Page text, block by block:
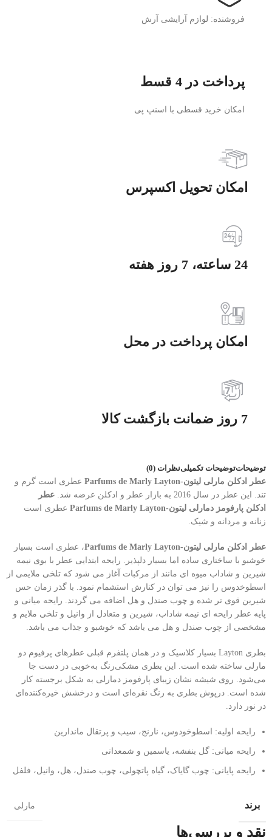
فروشنده: لوازم آرایشی آرش
پرداخت در 4 قسط
امکان خرید قسطی با اسنپ پی
امکان تحویل اکسپرس
24 ساعته، 7 روز هفته
امکان پرداخت در محل
7 روز ضمانت بازگشت کالا
توضیحاتتوضیحات تکمیلینظرات (0)
عطر ادکلن مارلی لیتون-Parfums de Marly Layton
عطری است گرم و
تند. این عطر در سال 2016 به بازار عطر و ادکلن عرضه شد.
عطر
ادکلن پارفومز دمارلی لیتون-Parfums de Marly Layton
عطری است
زنانه و مردانه و شیک.
عطر ادکلن مارلی لیتون-Parfums de Marly Layton
، عطری است بسیار
خوشبو با ساختاری ساده اما بسیار دلپذیر. رایحه ابتدایی عطر با بوی نیمه
شیرین و شاداب میوه ای مانند از مرکبات آغاز می شود که تلخی ملایمی از
اسطوخدوس را نیز می توان در کنارش استشمام نمود. با گذر زمان حس
شیرین قوی تر شده و چوب صندل و هل اضافه می گردند. رایحه میانی و
پایه عطر رایحه ای نیمه شاداب، شیرین و متعادل از وانیل و تلخی ملایم و
مشخصی از چوب صندل و هل می باشد که خوشبو و جذاب می باشد.
بطری Layton بسیار کلاسیک و در همان پلتفرم قبلی عطرهای پرفیوم دو
مارلی ساخته شده است. این بطری مشکی‌رنگ به‌خوبی در دست جا
می‌شود. روی شیشه نشان زیبای پارفومز دمارلی به شکل برجسته کار
شده است. درپوش بطری به رنگ نقره‌ای است و درخشش خیره‌کننده‌ای
در نور دارد.
رایحه اولیه: اسطوخودوس، نارنج، سیب و پرتقال ماندارین
رایحه میانی: گل بنفشه، یاسمین و شمعدانی
رایحه پایانی: چوب گایاک، گیاه پاتچولی، چوب صندل، هل، وانیل، فلفل
برند مارلی
نقد و بررسی‌ها